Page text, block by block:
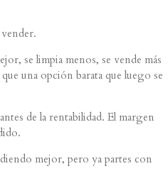
se limpia menos, se vende más
una opción barata que luego se
de la rentabilidad. El margen
mejor, pero ya partes con